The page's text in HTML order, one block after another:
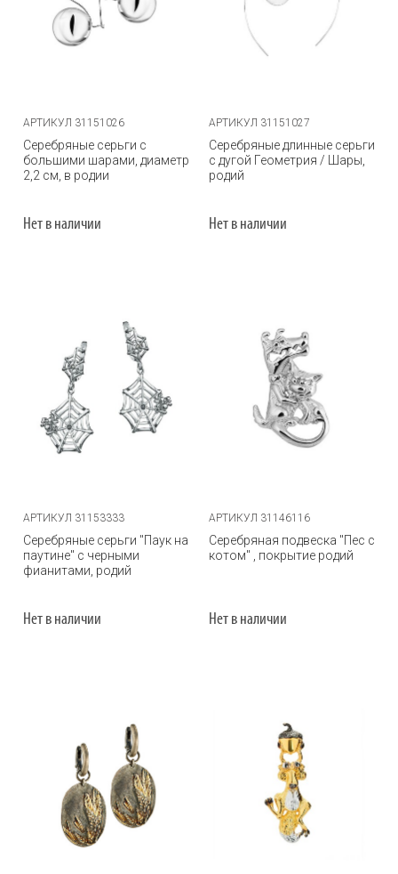
АРТИКУЛ 31151026
Серебряные серьги с
большими шарами, диаметр
2,2 см, в родии
Нет в наличии
АРТИКУЛ 31151027
Серебряные длинные серьги
с дугой Геометрия / Шары,
родий
Нет в наличии
АРТИКУЛ 31153333
Серебряные серьги "Паук на
паутине" с черными
фианитами, родий
Нет в наличии
АРТИКУЛ 31146116
Серебряная подвеска "Пес с
котом" , покрытие родий
Нет в наличии